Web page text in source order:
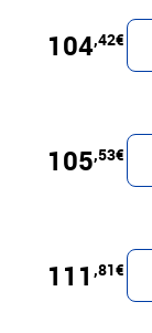
104,42€
105,53€
111 ,81€